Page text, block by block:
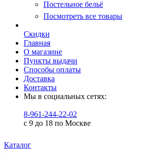
Постельное бельё
Посмотреть все товары
Скидки
Главная
О магазине
Пункты выдачи
Способы оплаты
Доставка
Контакты
Мы в социальных сетях:
8-961-244-22-02
с 9 до 18 по Москве
Каталог